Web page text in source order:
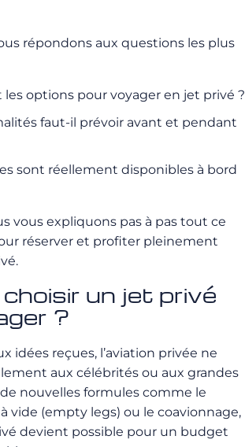
répondons aux questions les plus
les options pour voyager en jet privé ?
faut-il prévoir avant et pendant
sont réellement disponibles à bord
vous expliquons pas à pas tout ce
réserver et profiter pleinement
un jet privé
?
idées reçues, l’aviation privée ne
aux célébrités ou aux grandes
nouvelles formules comme le
vide (empty legs) ou le coavionnage,
devient possible pour un budget